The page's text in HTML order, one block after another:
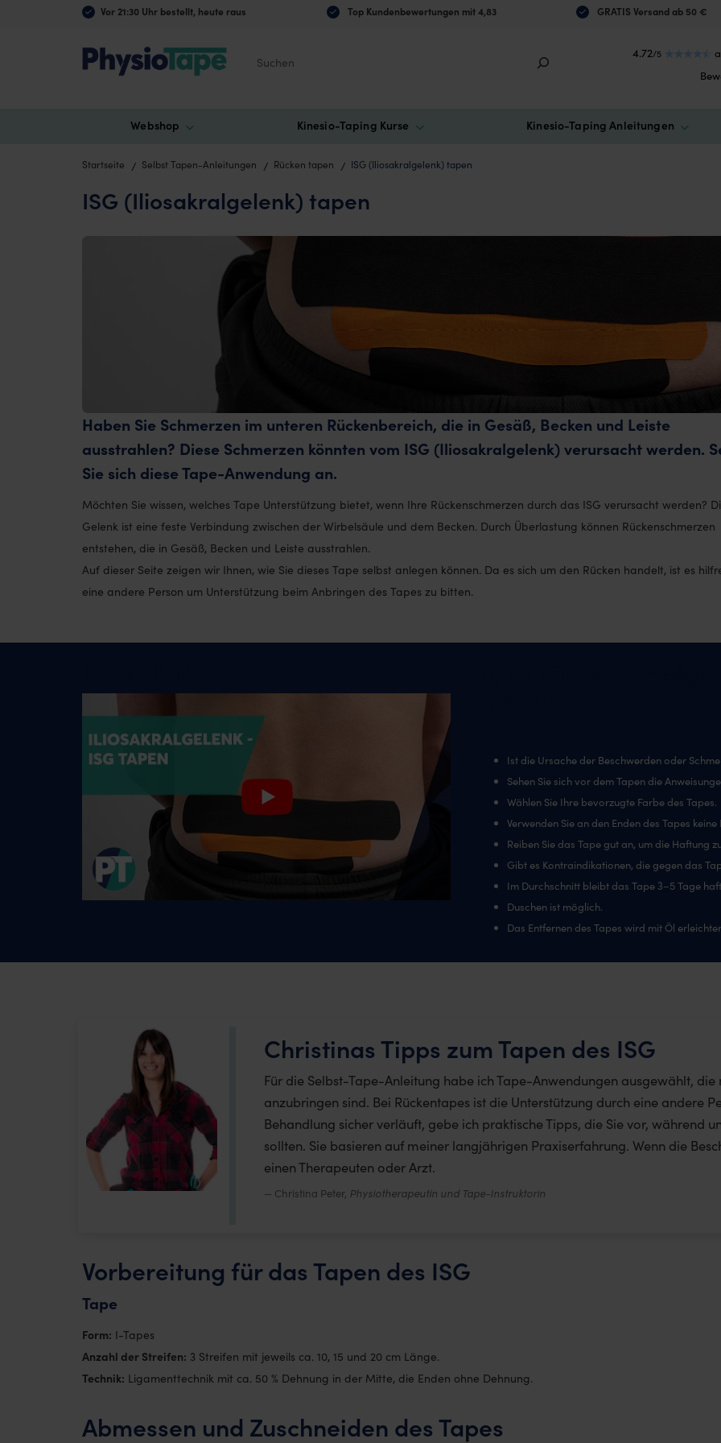
Vor 21:30 Uhr bestellt, heute raus Top Kundenbewertungen mit 4,83 GRATIS Versand ab 50 €
4.72/5
Webshop Kinesio-Taping Kurse Kinesio-Taping Anleitungen
Startseite Selbst Tapen-Anleitungen Rücken tapen ISG (Iliosakralgelenk) tapen
ISG (Iliosakralgelenk) tapen
Haben Sie Schmerzen im unteren Rückenbereich, die in Gesäß, Becken und Leiste
ausstrahlen? Diese Schmerzen könnten vom ISG (Iliosakralgelenk) verursacht werden.
Sie sich diese Tape-Anwendung an.
Möchten Sie wissen, welches Tape Unterstützung bietet, wenn Ihre Rückenschmerzen durch das ISG verursacht werden?
Gelenk ist eine feste Verbindung zwischen der Wirbelsäule und dem Becken. Durch Überlastung können Rückenschmerzen
entstehen, die in Gesäß, Becken und Leiste ausstrahlen.
Auf dieser Seite zeigen wir Ihnen, wie Sie dieses Tape selbst anlegen können. Da es sich um den Rücken handelt, ist es
eine andere Person um Unterstützung beim Anbringen des Tapes zu bitten.
Ist die Ursache der Beschwerden oder
Sehen Sie sich vor dem Tapen die
Wählen Sie Ihre bevorzugte Farbe des Tapes.
Verwenden Sie an den Enden des Tapes keine
Reiben Sie das Tape gut an, um die Haftung
Gibt es Kontraindikationen, die gegen das
Im Durchschnitt bleibt das Tape 3–5 Tage
Duschen ist möglich.
Das Entfernen des Tapes wird mit Öl
Christinas Tipps zum Tapen des ISG
Für die Selbst-Tape-Anleitung habe ich Tape-Anwendungen ausgewählt,
anzubringen sind. Bei Rückentapes ist die Unterstützung durch eine andere
Behandlung sicher verläuft, gebe ich praktische Tipps, die Sie vor, während
sollten. Sie basieren auf meiner langjährigen Praxiserfahrung. Wenn die
einen Therapeuten oder Arzt.
Christina Peter, Physiotherapeutin und Tape-Instruktorin
Vorbereitung für das Tapen des ISG
Tape
Form: I-Tapes
Anzahl der Streifen: 3 Streifen mit jeweils ca. 10, 15 und 20 cm Länge.
Technik: Ligamenttechnik mit ca. 50 % Dehnung in der Mitte, die Enden ohne Dehnung.
Abmessen und Zuschneiden des Tapes